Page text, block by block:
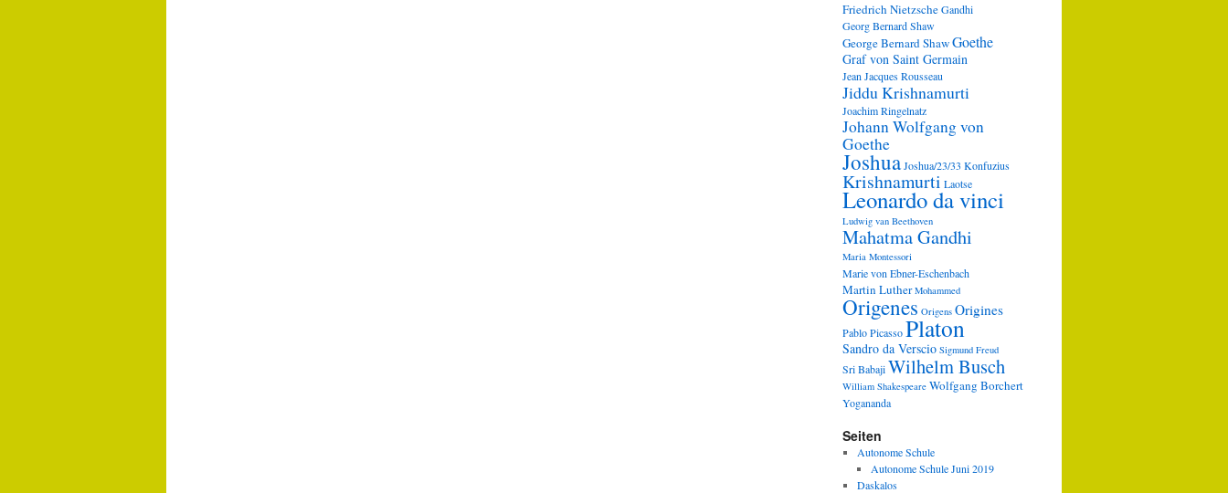
Friedrich NietzscheGandhi
Georg Bernard Shaw
George Bernard ShawGoethe
Graf von Saint Germain
Jean Jacques Rousseau
Jiddu Krishnamurti
Joachim Ringelnatz
Johann Wolfgang von
Goethe
JoshuaJoshua/23/33 Konfuzius
Krishnamurti Laotse
Leonardo da vinci
Ludwig van Beethoven
Mahatma Gandhi
Maria Montessori
Marie von Ebner-Eschenbach
Martin Luther Mohammed
Origenes Origens Origines
Pablo PicassoPlaton
Sandro da Verscio Sigmund Freud
Sri BabajiWilhelm Busch
William Shakespeare Wolfgang Borchert
Yogananda
Seiten
Autonome Schule
Autonome Schule Juni 2019
Daskalos